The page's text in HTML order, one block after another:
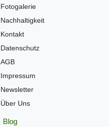
Fotogalerie
Nachhaltigkeit
Kontakt
Datenschutz
AGB
Impressum
Newsletter
Über Uns
Blog